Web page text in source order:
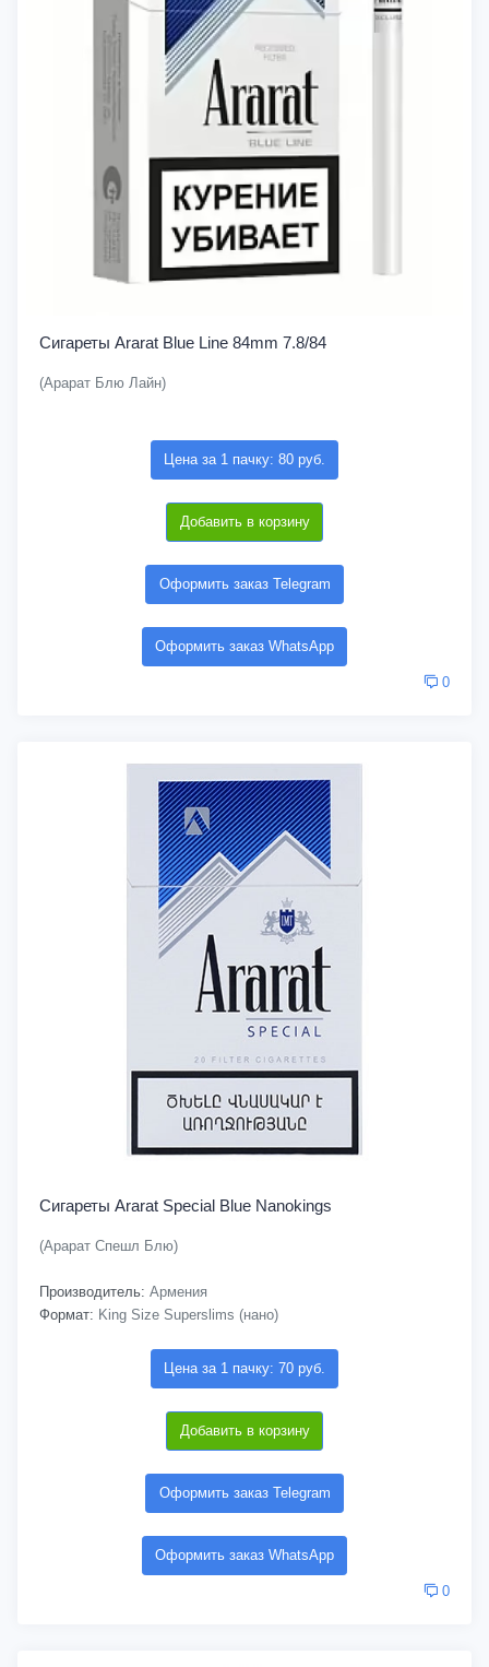
Сигареты Ararat Blue Line 84mm 7.8/84
(Арарат Блю Лайн)
Цена за 1 пачку: 80 руб.
Добавить в корзину
Оформить заказ Telegram
Оформить заказ WhatsApp
0
Сигареты Ararat Special Blue Nanokings
(Арарат Спешл Блю)
Производитель: Армения
Формат: King Size Superslims (нано)
Цена за 1 пачку: 70 руб.
Добавить в корзину
Оформить заказ Telegram
Оформить заказ WhatsApp
0